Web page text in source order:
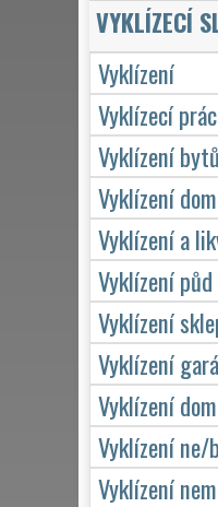
VYKLÍZECÍ
Vyklízení
Vyklízecí
Vyklízení bytů
Vyklízení
Vyklízení a
Vyklízení půd
Vyklízení
Vyklízení
Vyklízení
Vyklízení
Vyklízení